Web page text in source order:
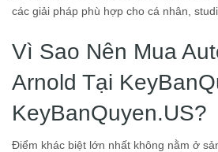
các giải pháp phù hợp cho cá nhân,
Vì Sao Nên Mua
Arnold Tại
KeyBanQuyen.US?
Điểm khác biệt lớn nhất không nằm ở